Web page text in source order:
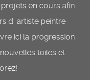
en cours afin
d' artiste peintre
ici la progression
toiles et